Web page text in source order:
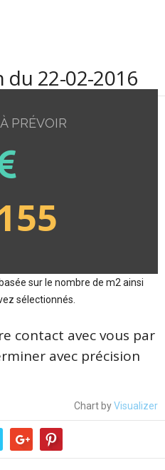
22-02-2016
PRÉVOIR
sur le nombre de m2 ainsi
sélectionnés.
contact avec vous par
avec précision
Chart byVisualizer